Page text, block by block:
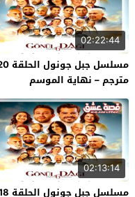
02:22:44
مسلسل
مترجم – نهاية الموسم
02:13:14
مسلسل جبل